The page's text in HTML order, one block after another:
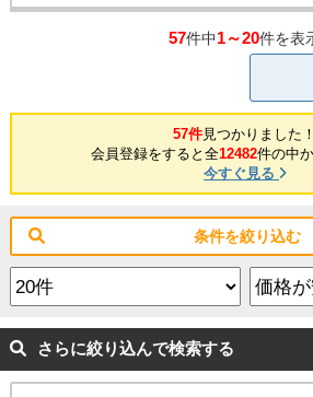
57件中1～20件を表
57件見つかりました！
会員登録をすると全12482件の中
今すぐ見る
条件を絞り込む
さらに絞り込んで検索する